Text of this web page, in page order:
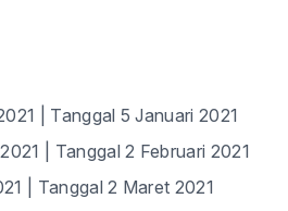
| Tanggal 5 Januari 2021
| Tanggal 2 Februari 2021
| Tanggal 2 Maret 2021